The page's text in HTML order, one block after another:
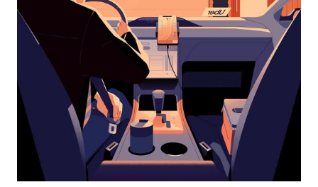
Presiona
la
tecla Esc
para
calendario.